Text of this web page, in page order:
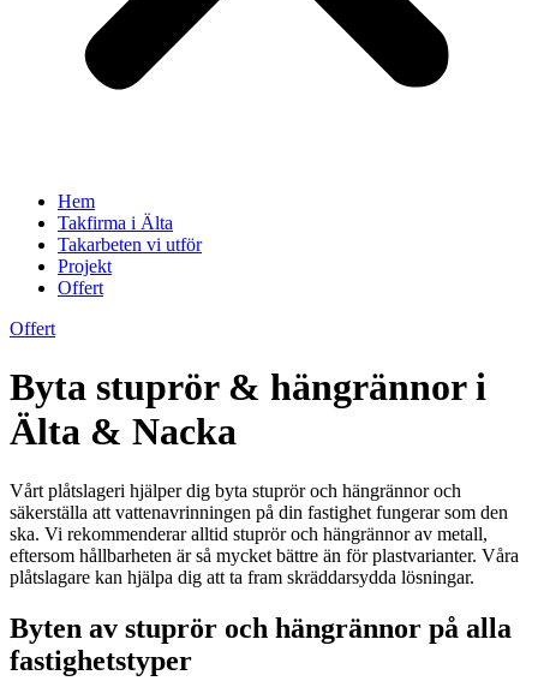
Hem
Takfirma i Älta
Takarbeten vi utför
Projekt
Offert
Offert
Byta stuprör & hängrännor i
Älta & Nacka
Vårt plåtslageri hjälper dig byta stuprör och hängrännor och
säkerställa att vattenavrinningen på din fastighet fungerar som den
ska. Vi rekommenderar alltid stuprör och hängrännor av metall,
eftersom hållbarheten är så mycket bättre än för plastvarianter. Våra
plåtslagare kan hjälpa dig att ta fram skräddarsydda lösningar.
Byten av stuprör och hängrännor på alla
fastighetstyper